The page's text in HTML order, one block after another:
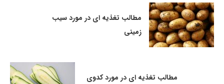
مطالب تغذیه ای در مورد سیب
زمینی
مطالب تغذیه ای در مورد کدوی